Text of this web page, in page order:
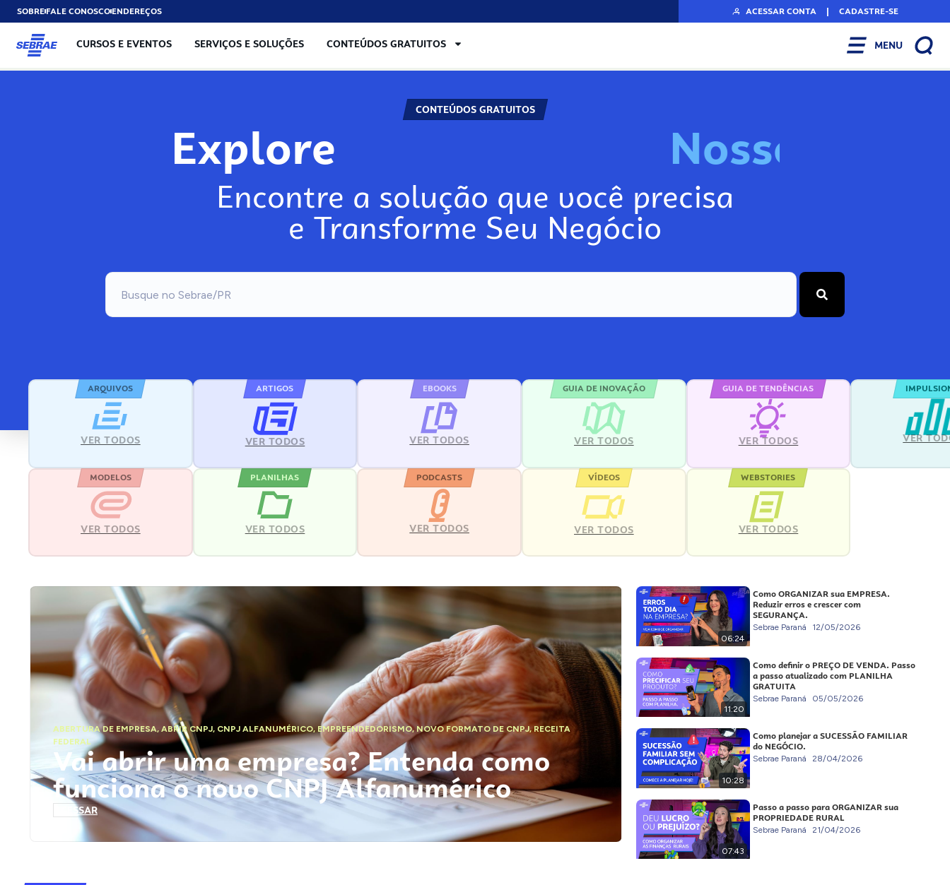
SOBREFALE CONOSCOENDEREÇOS ACESSAR CONTA | CADASTRE-SE
CURSOS E EVENTOS SERVIÇOS E SOLUÇÕES CONTEÚDOS GRATUITOS MENU
CONTEÚDOS GRATUITOS
Explore Nosso
Encontre a solução que você precisa
e Transforme Seu Negócio
ARQUIVOS
VER TODOS
ARTIGOS
VER TODOS
EBOOKS
VER TODOS
GUIA DE INOVAÇÃO
VER TODOS
GUIA DE TENDÊNCIAS
VER TODOS VER
MODELOS
VER TODOS
PLANILHAS
VER TODOS
PODCASTS
VER TODOS
VÍDEOS
VER TODOS
WEBSTORIES
VER TODOS
ABERTURA DE EMPRESA,ABRIR CNPJ, CNPJ ALFANUMÉRICO, EMPREENDEDORISMO,NOVO FORMATO DE CNPJ,RECEITA
FEDERAL
Vai abrir uma empresa? Entenda como
funciona o novo CNPJ Alfanumérico
ACESSAR
06:24
Como ORGANIZAR sua EMPRESA.
Reduzir erros e crescer com
SEGURANÇA.
Sebrae Paraná 12/05/2026
11:20
Como definir o PREÇO DE VENDA. Passo
a passo atualizado com PLANILHA
GRATUITA
Sebrae Paraná 05/05/2026
10:28
Como planejar a SUCESSÃO FAMILIAR
do NEGÓCIO.
Sebrae Paraná 28/04/2026
07:43
Passo a passo para ORGANIZAR sua
PROPRIEDADE RURAL
Sebrae Paraná 21/04/2026